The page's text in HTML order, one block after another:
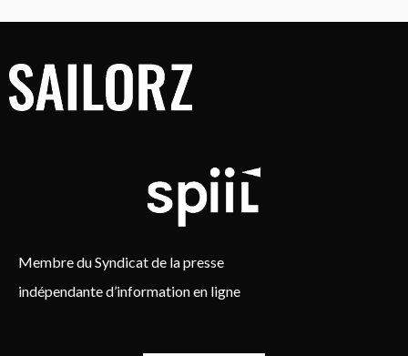
Membre du Syndicat de la presse
indépendante d’information en ligne